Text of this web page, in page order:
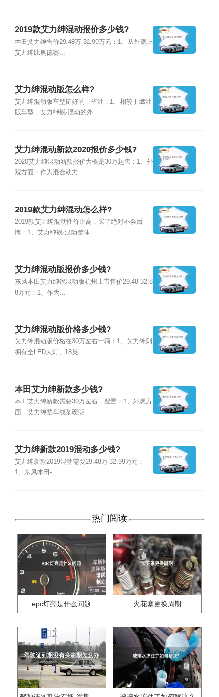
2019款艾力绅混动报价多少钱?
本田艾力绅售价29.48万-32.99万元：1、从外观上
艾力绅比奥德赛...
艾力绅混动版怎么样?
艾力绅混动版车型挺好的，省油：1、相较于燃油
版车型，艾力绅锐·混动的外...
艾力绅混动新款2020报价多少钱?
2020艾力绅混动新款报价大概是30万起售：1、外
观方面：作为混合动力...
2019款艾力绅混动怎么样?
2019款艾力绅混动性价比高，买了绝对不会后
悔：1、艾力绅锐·混动整体...
艾力绅混动版报价多少钱?
东风本田艾力绅锐混动版杭州上市售价29.48-32.8
8万元：1、作为...
艾力绅混动版价格多少钱?
艾力绅混动版价格在30万左右一辆：1、艾力绅则
拥有全LED大灯、18英...
本田艾力绅新款多少钱?
本田艾力绅新款需要30万左右，配置：1、外观方
面，艾力绅整车线条硬朗，...
艾力绅新款2019混动多少钱?
艾力绅新款2019混动需要29.48万-32.99万元：
1、东风本田-...
热门阅读
epc灯亮是什么问题 火花塞更换周期